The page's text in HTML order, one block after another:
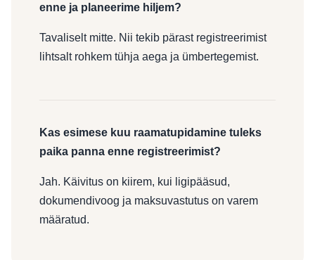
enne ja planeerime hiljem?
Tavaliselt mitte. Nii tekib pärast registreerimist
lihtsalt rohkem tühja aega ja ümbertegemist.
Kas esimese kuu raamatupidamine tuleks
paika panna enne registreerimist?
Jah. Käivitus on kiirem, kui ligipääsud,
dokumendivoog ja maksuvastutus on varem
määratud.